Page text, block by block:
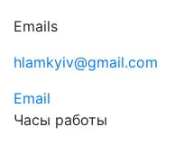
Emails
hlamkyiv@gmail.com
Email
Часы работы